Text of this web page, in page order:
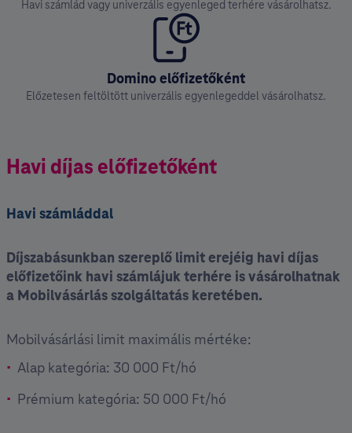
Havi számlád vagy univerzális egyenleged terhére vásárolhatsz.
Domino előfizetőként
Előzetesen feltöltött univerzális egyenlegeddel vásárolhatsz.
Havi díjas előfizetőként
Havi számláddal
Díjszabásunkban szereplő limit erejéig havi díjas
előfizetőink havi számlájuk terhére is vásárolhatnak
a Mobilvásárlás szolgáltatás keretében.
Mobilvásárlási limit maximális mértéke:
Alap kategória: 30 000 Ft/hó
Prémium kategória: 50 000 Ft/hó